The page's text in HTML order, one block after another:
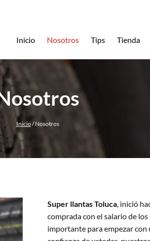
Inicio Nosotros Tips Tienda
Inicio/Nosotros
Super llantas Toluca, inició
comprada con el salario de
importante para empezar con